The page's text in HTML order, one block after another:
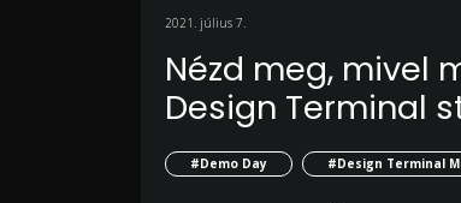
2021. július 7.
Nézd meg, mivel
Design Terminal
#Demo Day #Design Terminal